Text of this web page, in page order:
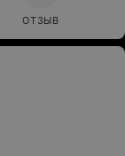
ОТЗЫВ